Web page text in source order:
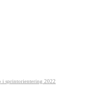
i sprintorientering 2022